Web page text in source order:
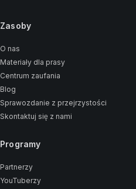
Zasoby
O nas
Materiały dla prasy
Centrum zaufania
Blog
Sprawozdanie z przejrzystości
Skontaktuj się z nami
Programy
Partnerzy
YouTuberzy